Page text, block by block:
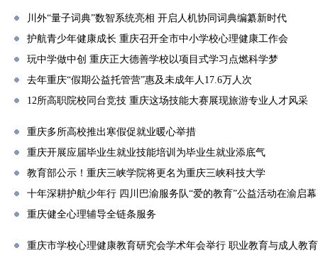
川外“量子词典”数智系统亮相 开启人机协同词典编纂新时代
护航青少年健康成长 重庆召开全市中小学校心理健康工作会
玩中学做中创 重庆正大德善学校以项目式学习点燃科学梦
去年重庆“假期公益托管营”惠及未成年人17.6万人次
12所高职院校同台竞技 重庆这场技能大赛展现旅游专业人才风采
重庆多所高校推出寒假促就业暖心举措
重庆开展应届毕业生就业技能培训为毕业生就业添底气
教育部公示！重庆三峡学院将更名为重庆三峡科技大学
十年深耕护航少年行 四川巴渝服务队“爱的教育”公益活动在渝启幕
重庆健全心理辅导全链条服务
重庆市学校心理健康教育研究会学术年会举行 职业教育与成人教